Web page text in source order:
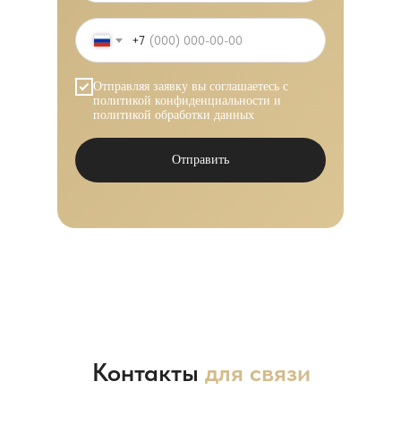
+7
Отправляя заявку вы соглашаетесь с
политикой конфиденциальности и
политикой обработки данных
Отправить
Контакты для связи